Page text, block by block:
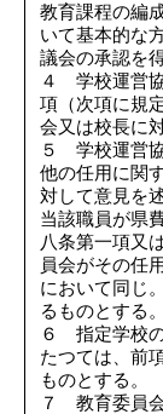
教育課程の編
いて基本的な
議会の承認を
４ 学校運営
項（次項に規
会又は校長に
５ 学校運営
他の任用に関
対して意見を
当該職員が県
八条第一項又
員会がその任
において同じ
るものとする。
６ 指定学校
たつては、前
ものとする。
７ 教育委員